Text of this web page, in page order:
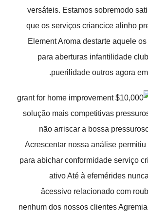
versáteis. Estamos sobremodo
que os serviços criancice alinho
Element Aroma destarte aquele
para aberturas infantilidade
puerilidade outros agora
solução mais competitivas
não arriscar a bossa
Acrescentar nossa análise
para abichar conformidade serviço
ativo Até à efemérides
âcessivo relacionado com
nenhum dos nossos clientes